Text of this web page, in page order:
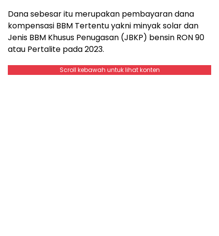
Dana sebesar itu merupakan pembayaran dana
kompensasi BBM Tertentu yakni minyak solar dan
Jenis BBM Khusus Penugasan (JBKP) bensin RON 90
atau Pertalite pada 2023.
Scroll kebawah untuk lihat konten